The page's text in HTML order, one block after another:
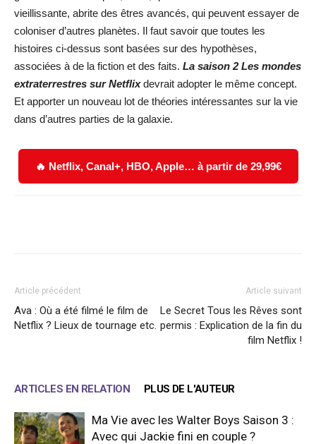
vieillissante, abrite des êtres avancés, qui peuvent essayer de
coloniser d’autres planètes. Il faut savoir que toutes les
histoires ci-dessus sont basées sur des hypothèses,
associées à de la fiction et des faits. La saison 2 Les mondes
extraterrestres sur Netflixdevrait adopter le même concept.
Et apporter un nouveau lot de théories intéressantes sur la vie
dans d’autres parties de la galaxie.
🔥 Netflix, Canal+, HBO, Apple… à partir de 29,99€
Article précédent
Ava : Où a été filmé le film de
Netflix ? Lieux de tournage etc.
Article suivant
Le Secret Tous les Rêves sont
permis : Explication de la fin du
film Netflix !
ARTICLES EN RELATION PLUS DE L'AUTEUR
Ma Vie avec les Walter Boys Saison 3 :
Avec qui Jackie fini en couple ?